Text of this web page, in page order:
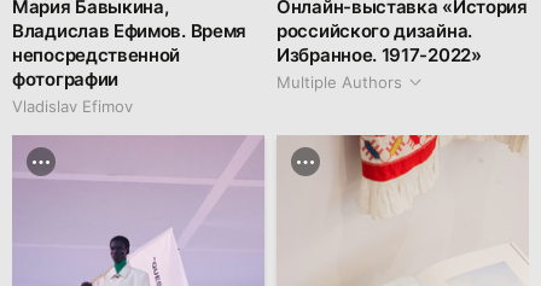
Мария Бавыкина,
Владислав Ефимов. Время
непосредственной
фотографии
Vladislav Efimov
Онлайн-выставка «История
российского дизайна.
Избранное. 1917-2022»
Multiple Authors